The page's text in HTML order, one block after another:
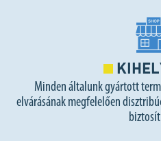
Minden általunk gyártott
elvárásának megfelelően